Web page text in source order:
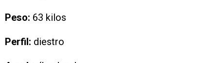
Peso: 63 kilos
Perfil: diestro